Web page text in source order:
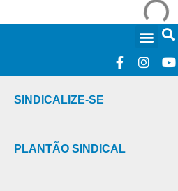
SINDICALIZE-SE
PLANTÃO SINDICAL